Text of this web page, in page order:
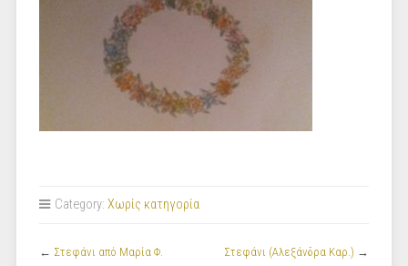
Category: Χωρίς κατηγορία
← Στεφάνι από Μαρία Φ. Στεφάνι (Αλεξάνδρα Καρ.) →